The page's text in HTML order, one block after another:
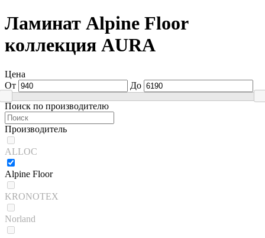
Ламинат Alpine Floor
коллекция AURA
Цена
От
До
Поиск по производителю
Производитель
ALLOC
Alpine Floor
KRONOTEX
Norland